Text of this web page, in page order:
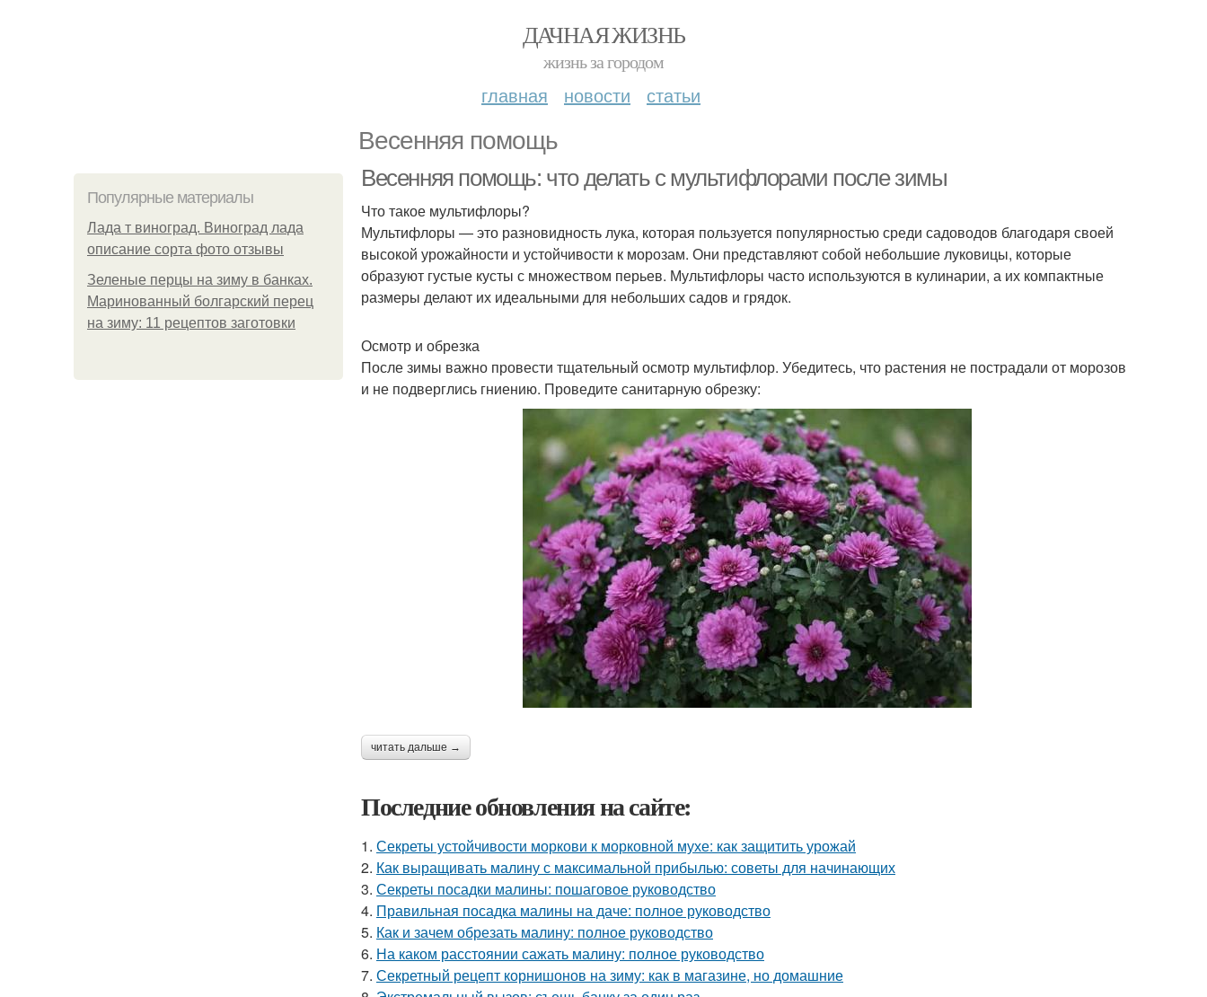
ДАЧНАЯ ЖИЗНЬ
жизнь за городом
главная новости статьи
Весенняя помощь
Популярные материалы
Лада т виноград. Виноград лада
описание сорта фото отзывы
Зеленые перцы на зиму в банках.
Маринованный болгарский перец
на зиму: 11 рецептов заготовки
Весенняя помощь: что делать с мультифлорами после зимы
Что такое мультифлоры?
Мультифлоры — это разновидность лука, которая пользуется популярностью среди садоводов благодаря своей
высокой урожайности и устойчивости к морозам. Они представляют собой небольшие луковицы, которые
образуют густые кусты с множеством перьев. Мультифлоры часто используются в кулинарии, а их компактные
размеры делают их идеальными для небольших садов и грядок.
Осмотр и обрезка
После зимы важно провести тщательный осмотр мультифлор. Убедитесь, что растения не пострадали от морозов
и не подверглись гниению. Проведите санитарную обрезку:
читать дальше →
Последние обновления на сайте:
1. Секреты устойчивости моркови к морковной мухе: как защитить урожай
2. Как выращивать малину с максимальной прибылью: советы для начинающих
3. Секреты посадки малины: пошаговое руководство
4. Правильная посадка малины на даче: полное руководство
5. Как и зачем обрезать малину: полное руководство
6. На каком расстоянии сажать малину: полное руководство
7. Секретный рецепт корнишонов на зиму: как в магазине, но домашние